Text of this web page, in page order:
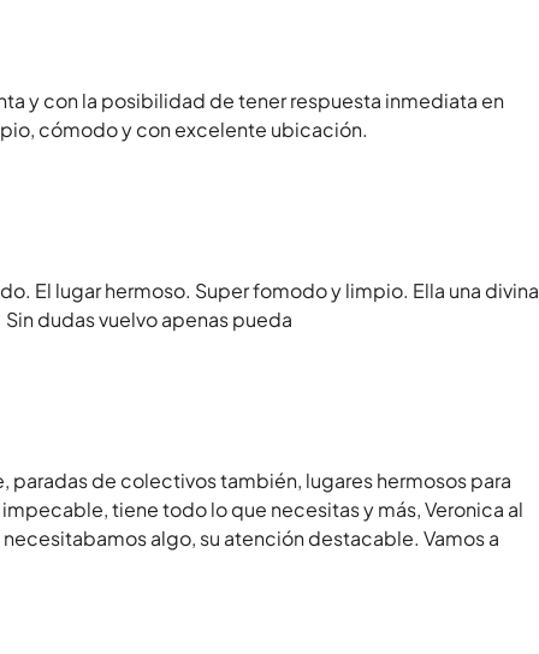
y con la posibilidad de tener respuesta inmediata en
cómodo y con excelente ubicación.
El lugar hermoso. Super fomodo y limpio. Ella una divina
dudas vuelvo apenas pueda
paradas de colectivos también, lugares hermosos para
tiene todo lo que necesitas y más, Veronica al
algo, su atención destacable. Vamos a